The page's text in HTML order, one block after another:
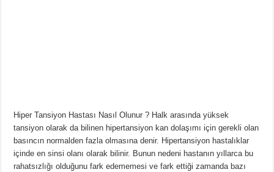
Hiper Tansiyon Hastası Nasıl Olunur ? Halk arasında yüksek
tansiyon olarak da bilinen hipertansiyon kan dolaşımı için gerekli olan
basıncın normalden fazla olmasına denir. Hipertansiyon hastalıklar
içinde en sinsi olanı olarak bilinir. Bunun nedeni hastanın yıllarca bu
rahatsızlığı olduğunu fark edememesi ve fark ettiği zamanda bazı